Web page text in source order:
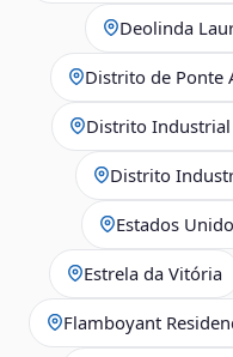
Deolinda
Distrito de Ponte
Distrito
Distrito
Estados
Estrela da Vitória
Flamboyant